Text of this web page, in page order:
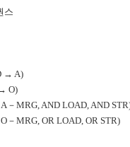
스
→ A)
O)
－MRG, AND LOAD, AND
－MRG, OR LOAD, OR STR)